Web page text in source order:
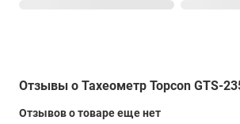
Отзывы о Тахеометр Topcon GTS-
Отзывов о товаре еще нет